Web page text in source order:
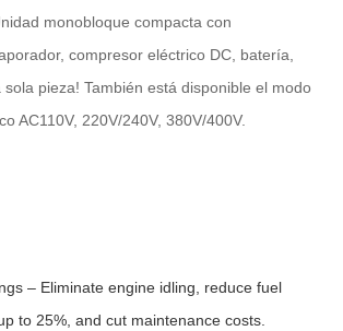
monobloque compacta con
compresor eléctrico DC, batería,
sola pieza! También está disponible el modo
AC110V, 220V/240V, 380V/400V.
– Eliminate engine idling, reduce fuel
to 25%, and cut maintenance costs.